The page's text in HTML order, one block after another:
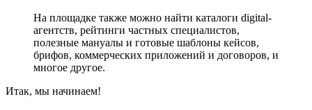
На площадке также можно найти каталоги digital-
агентств, рейтинги частных специалистов,
полезные мануалы и готовые шаблоны кейсов,
брифов, коммерческих приложений и договоров, и
многое другое.
Итак, мы начинаем!